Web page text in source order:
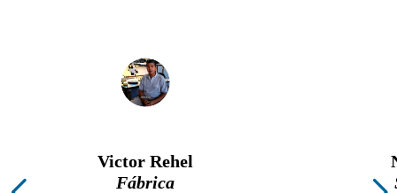
Victor Rehel
Fábrica